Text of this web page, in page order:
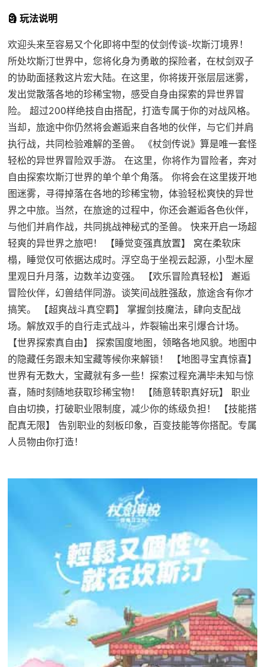
🗿 玩法说明
欢迎头来至容易又个化即将中型的仗剑传谈-坎斯汀境界！
所处坎斯汀世界中，您将化身为勇敢的探险者，在杖剑双子
的协助面拯救这片宏大陆。在这里，你将拨开张层层迷雾，
发出觉散落各地的珍稀宝物，感受自身由探索的异世界冒
险。 超过200样绝技自由搭配，打造专属于你的对战风格。
当却，旅途中你仍然将会邂逅来自各地的伙伴，与它们并肩
执行战，共同检验难解的圣兽。 《杖剑传说》算是唯一套怪
轻松的异世界冒险双手游。 在这里，你将作为冒险者，奔对
自由探索坎斯汀世界的单个单个角落。 你将会在这里拨开地
图迷雾，寻得掉落在各地的珍稀宝物，体验轻松爽快的异世
界之中旅。当然，在旅途的过程中，你还会邂逅各色伙伴，
与他们并肩作战，共同挑战神秘式的圣兽。 快来开启一场超
轻爽的异世界之旅吧！ 【睡觉变强真放置】 窝在柔软床
榻，睡觉仅可依据达成时。浮空岛于坐视云起源，小型木屋
里观日升月落，边数羊边变强。 【欢乐冒险真轻松】 邂逅
冒险伙伴，幻兽结伴同游。谈笑间战胜强敌，旅途含有你才
搞笑。 【超爽战斗真空羁】 掌握剑技魔法，肆向支配战
场。解放双手的自行走式战斗，炸裂输出来引爆合计场。
【世界探索真自由】 探索国度地图，领略各地风貌。地图中
的隐藏任务跟未知宝藏等候你来解锁！ 【地图寻宝真惊喜】
世界有无数大，宝藏就有多一些！探索过程充满毕未知与惊
喜，随时刻随地获取珍稀宝物！ 【随意转职真好玩】 职业
自由切换，打破职业限制度，减少你的练级负担！ 【技能搭
配真无限】 告别职业的刻板印象，百变技能等你搭配。专属
人员物由你打造！